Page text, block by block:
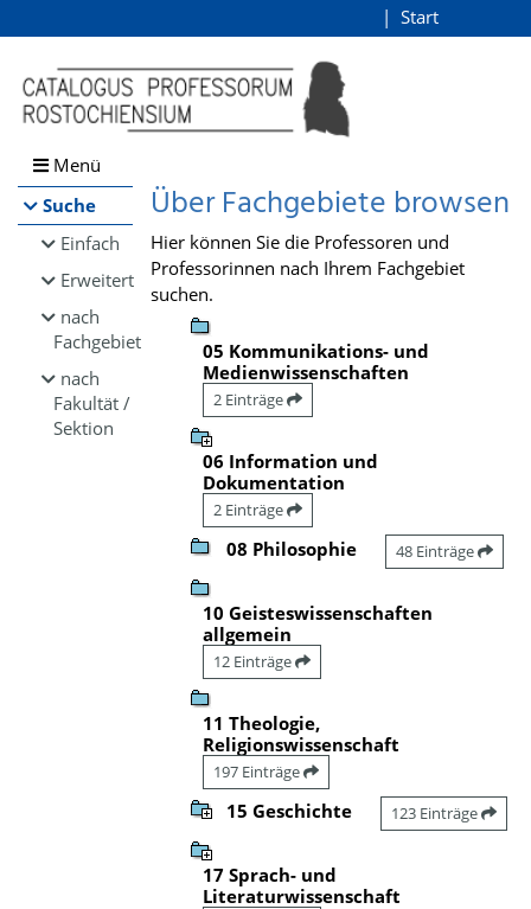
Browsen
direkt zum Inhalt
Start
Menü
Suche
Einfach
Erweitert
nach
Fachgebiet
nach
Fakultät /
Sektion
Über Fachgebiete browsen
Hier können Sie die Professoren und
Professorinnen nach Ihrem Fachgebiet
suchen.
05 Kommunikations- und
Medienwissenschaften
2 Einträge
06 Information und
Dokumentation
2 Einträge
08 Philosophie 48 Einträge
10 Geisteswissenschaften
allgemein
12 Einträge
11 Theologie,
Religionswissenschaft
197 Einträge
15 Geschichte 123 Einträge
17 Sprach- und
Literaturwissenschaft